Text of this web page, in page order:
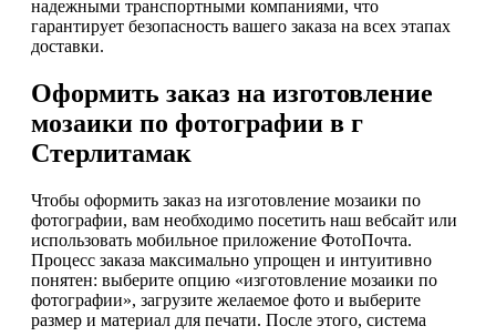
надежными транспортными компаниями, что
гарантирует безопасность вашего заказа на всех этапах
доставки.
Оформить заказ на изготовление
мозаики по фотографии в г
Стерлитамак
Чтобы оформить заказ на изготовление мозаики по
фотографии, вам необходимо посетить наш вебсайт или
использовать мобильное приложение ФотоПочта.
Процесс заказа максимально упрощен и интуитивно
понятен: выберите опцию «изготовление мозаики по
фотографии», загрузите желаемое фото и выберите
размер и материал для печати. После этого, система